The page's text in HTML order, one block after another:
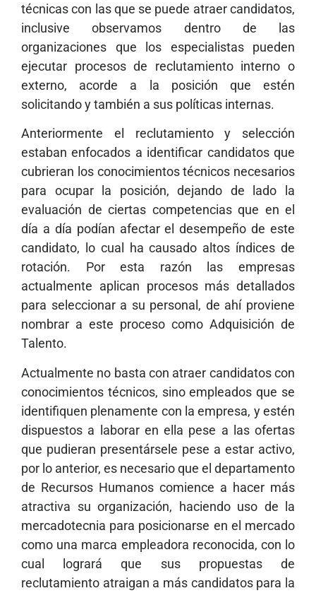
técnicas con las que se puede atraer candidatos,
inclusive observamos dentro de las
organizaciones que los especialistas pueden
ejecutar procesos de reclutamiento interno o
externo, acorde a la posición que estén
solicitando y también a sus políticas internas.
Anteriormente el reclutamiento y selección
estaban enfocados a identificar candidatos que
cubrieran los conocimientos técnicos necesarios
para ocupar la posición, dejando de lado la
evaluación de ciertas competencias que en el
día a día podían afectar el desempeño de este
candidato, lo cual ha causado altos índices de
rotación. Por esta razón las empresas
actualmente aplican procesos más detallados
para seleccionar a su personal, de ahí proviene
nombrar a este proceso como Adquisición de
Talento.
Actualmente no basta con atraer candidatos con
conocimientos técnicos, sino empleados que se
identifiquen plenamente con la empresa, y estén
dispuestos a laborar en ella pese a las ofertas
que pudieran presentársele pese a estar activo,
por lo anterior, es necesario que el departamento
de Recursos Humanos comience a hacer más
atractiva su organización, haciendo uso de la
mercadotecnia para posicionarse en el mercado
como una marca empleadora reconocida, con lo
cual logrará que sus propuestas de
reclutamiento atraigan a más candidatos para la